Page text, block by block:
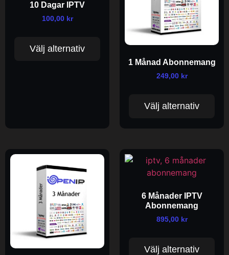
10 Dagar IPTV
100,00 kr
Välj alternativ
1 Månad Abonnemang
249,00 kr
Välj alternativ
6 Månader IPTV
Abonnemang
895,00 kr
Välj alternativ